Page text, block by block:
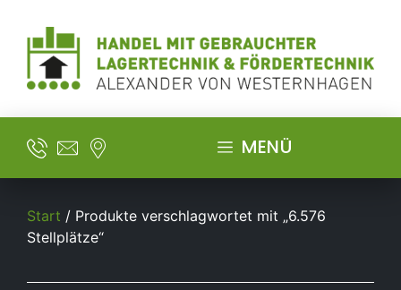
MENÜ
Start / Produkte verschlagwortet mit „6.576
Stellplätze“